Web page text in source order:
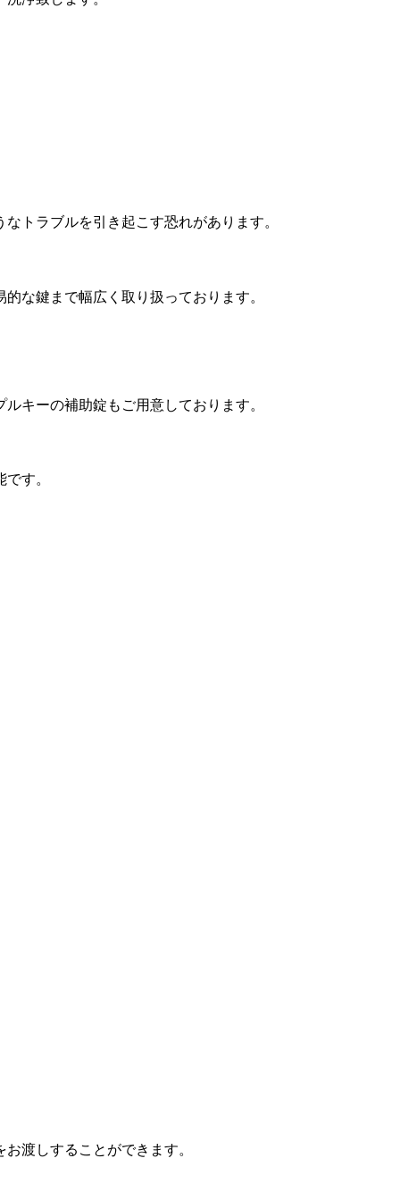
トラブルを引き起こす恐れがあります。
な鍵まで幅広く取り扱っております。
キーの補助錠もご用意しております。
す。
渡しすることができます。